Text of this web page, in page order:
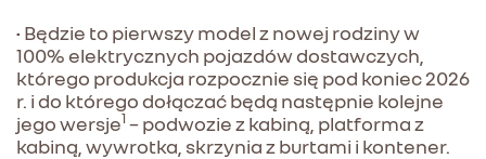
• Będzie to pierwszy model z nowej rodziny w
100% elektrycznych pojazdów dostawczych,
którego produkcja rozpocznie się pod koniec 2026
r. i do którego dołączać będą następnie kolejne
jego wersje1 – podwozie z kabiną, platforma z
kabiną, wywrotka, skrzynia z burtami i kontener.